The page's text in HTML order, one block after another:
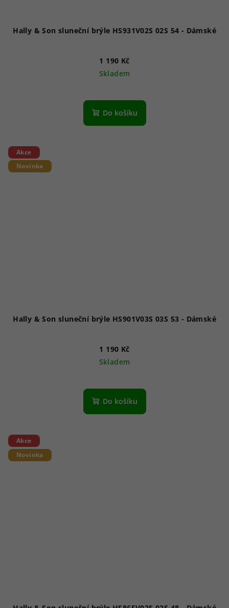
Hally & Son sluneční brýle HS931V02S 02S 54 - Dámské
1 190 Kč
Skladem
Do košíku
Akce
Novinka
Hally & Son sluneční brýle HS901V03S 03S 53 - Dámské
1 190 Kč
Skladem
Do košíku
Akce
Novinka